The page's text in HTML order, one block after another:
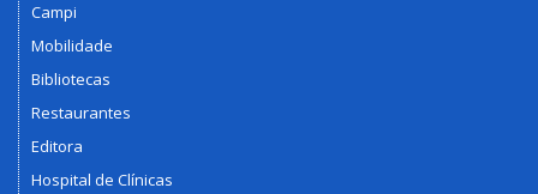
Campi
Mobilidade
Bibliotecas
Restaurantes
Editora
Hospital de Clínicas